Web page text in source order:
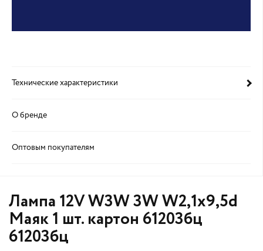
Технические характеристики
О бренде
Оптовым покупателям
Лампа 12V W3W 3W W2,1x9,5d
Маяк 1 шт. картон 61203бц
61203бц